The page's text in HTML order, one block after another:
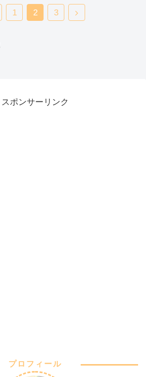
1 2 3
次
スポンサーリンク
プロフィール